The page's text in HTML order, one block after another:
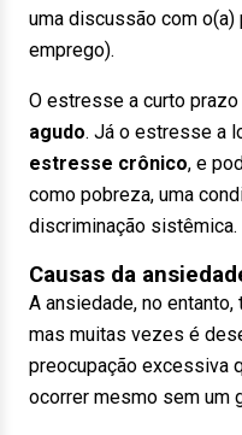
uma discussão com o(a)
emprego).
O estresse a curto
agudo. Já o estresse a
estresse crônico, e
como pobreza, uma
discriminação sistêmica.
Causas da
A ansiedade, no
mas muitas vezes é
preocupação excessiva
ocorrer mesmo sem um